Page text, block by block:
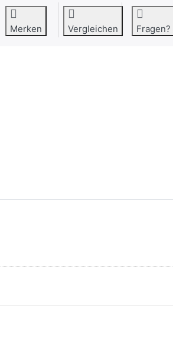
Merken Vergleichen Fragen?